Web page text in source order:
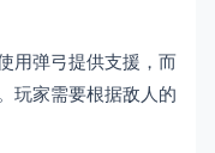
用弹弓提供支援，而
玩家需要根据敌人的